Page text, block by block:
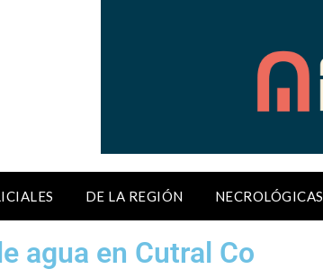
DE LA REGIÓN NECROLÓGICAS
agua en Cutral Co